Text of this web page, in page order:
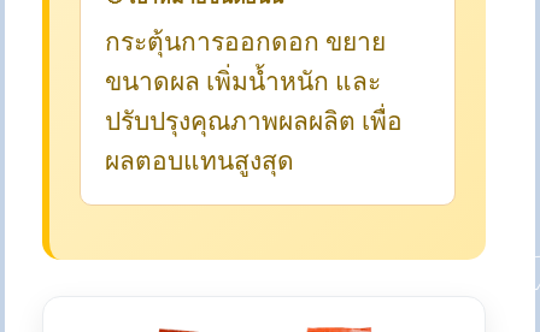
กระตุ้นการออกดอก ขยาย
ขนาดผล เพิ่มน้ำหนัก และ
ปรับปรุงคุณภาพผลผลิต เพื่อ
ผลตอบแทนสูงสุด